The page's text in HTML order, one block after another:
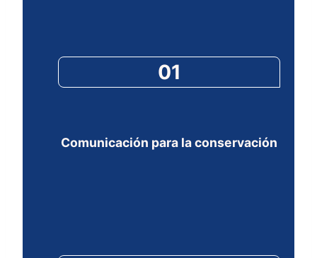
01
Comunicación para la conservación